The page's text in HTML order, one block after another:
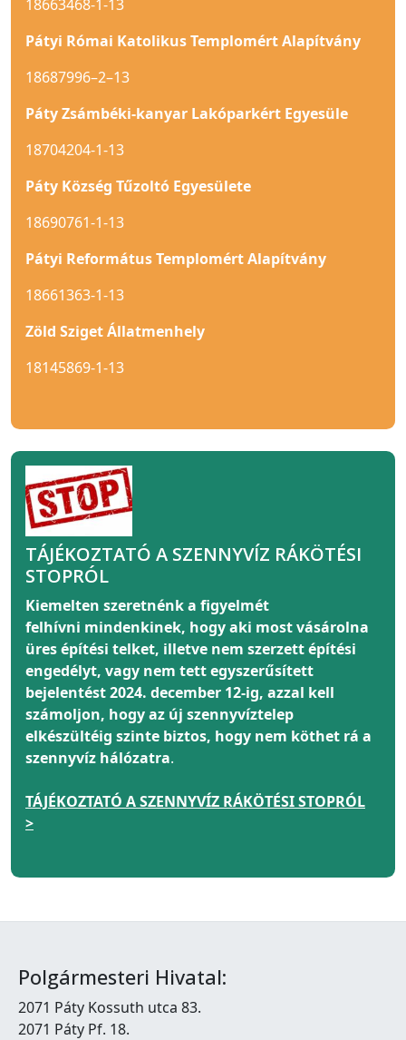
18663468-1-13
Pátyi Római Katolikus Templomért Alapítvány
18687996–2–13
Páty Zsámbéki-kanyar Lakóparkért Egyesüle
18704204-1-13
Páty Község Tűzoltó Egyesülete
18690761-1-13
Pátyi Református Templomért Alapítvány
18661363-1-13
Zöld Sziget Állatmenhely
18145869-1-13
TÁJÉKOZTATÓ A SZENNYVÍZ RÁKÖTÉSI
STOPRÓL
Kiemelten szeretnénk a figyelmét
felhívni mindenkinek, hogy aki most vásárolna
üres építési telket, illetve nem szerzett építési
engedélyt, vagy nem tett egyszerűsített
bejelentést 2024. december 12-ig, azzal kell
számoljon, hogy az új szennyvíztelep
elkészültéig szinte biztos, hogy nem köthet rá a
szennyvíz hálózatra.
TÁJÉKOZTATÓ A SZENNYVÍZ RÁKÖTÉSI STOPRÓL
>
Polgármesteri Hivatal:
2071 Páty Kossuth utca 83.
2071 Páty Pf. 18.